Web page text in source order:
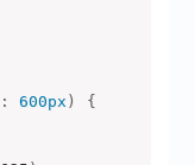
: 600px )
{